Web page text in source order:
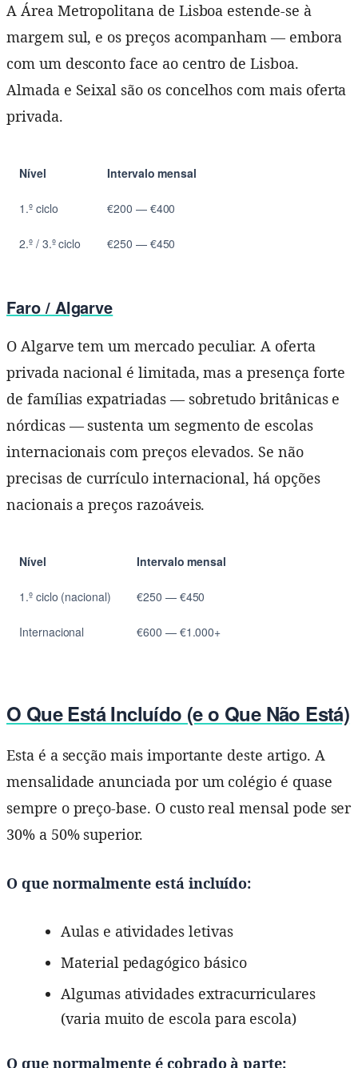
A Área Metropolitana de Lisboa estende-se à
margem sul, e os preços acompanham — embora
com um desconto face ao centro de Lisboa.
Almada e Seixal são os concelhos com mais oferta
privada.
Nível Intervalo mensal
1.º ciclo €200 — €400
2.º / 3.º ciclo €250 — €450
Faro / Algarve
O Algarve tem um mercado peculiar. A oferta
privada nacional é limitada, mas a presença forte
de famílias expatriadas — sobretudo britânicas e
nórdicas — sustenta um segmento de escolas
internacionais com preços elevados. Se não
precisas de currículo internacional, há opções
nacionais a preços razoáveis.
Nível Intervalo mensal
1.º ciclo (nacional) €250 — €450
Internacional €600 — €1.000+
O Que Está Incluído (e o Que Não Está)
Esta é a secção mais importante deste artigo. A
mensalidade anunciada por um colégio é quase
sempre o preço-base. O custo real mensal pode ser
30% a 50% superior.
O que normalmente está incluído:
Aulas e atividades letivas
Material pedagógico básico
Algumas atividades extracurriculares
(varia muito de escola para escola)
O que normalmente é cobrado à parte: